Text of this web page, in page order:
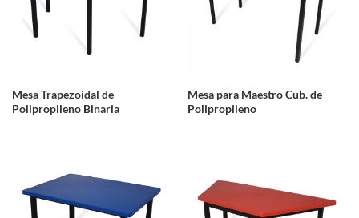
Mesa Trapezoidal de
Polipropileno Binaria
Mesa para Maestro Cub. de
Polipropileno